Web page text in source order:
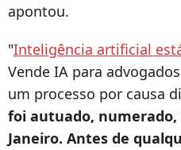
apontou.
"Inteligência artificial
Vende IA para
um processo por causa
foi autuado, numerado,
Janeiro. Antes de